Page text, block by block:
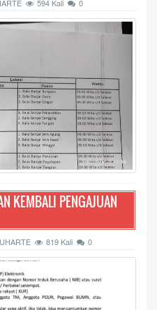
594 Kali 0
KEMBALI PENGAJUAN
819 Kali 0